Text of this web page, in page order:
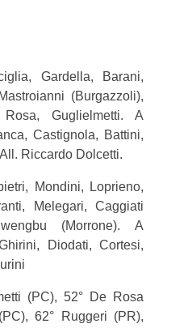
Gardella, Barani,
(Burgazzoli),
Guglielmetti. A
Castignola, Battini,
Riccardo Dolcetti.
Mondini, Loprieno,
Melegari, Caggiati
(Morrone). A
Diodati, Cortesi,
(PC), 52° De Rosa
62° Ruggeri (PR),